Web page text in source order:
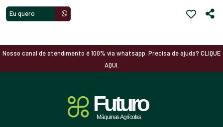
Eu quero
Nosso canal de atendimento é 100% via whatsapp. Precisa de ajuda? CLIQUE
AQUI.